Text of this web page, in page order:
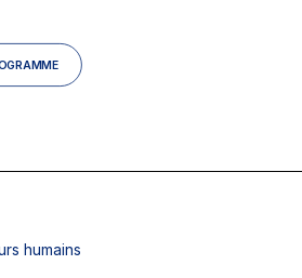
humains